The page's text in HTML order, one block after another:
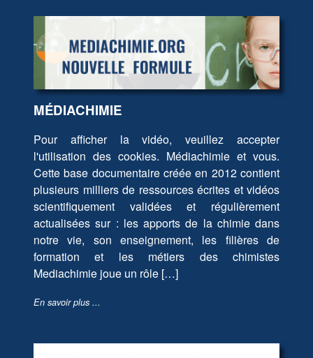
MÉDIACHIMIE
Pour afficher la vidéo, veuillez accepter
l'utilisation des cookies. Médiachimie et vous.
Cette base documentaire créée en 2012 contient
plusieurs milliers de ressources écrites et vidéos
scientifiquement validées et régulièrement
actualisées sur : les apports de la chimie dans
notre vie, son enseignement, les filières de
formation et les métiers des chimistes
Mediachimie joue un rôle […]
En savoir plus ...